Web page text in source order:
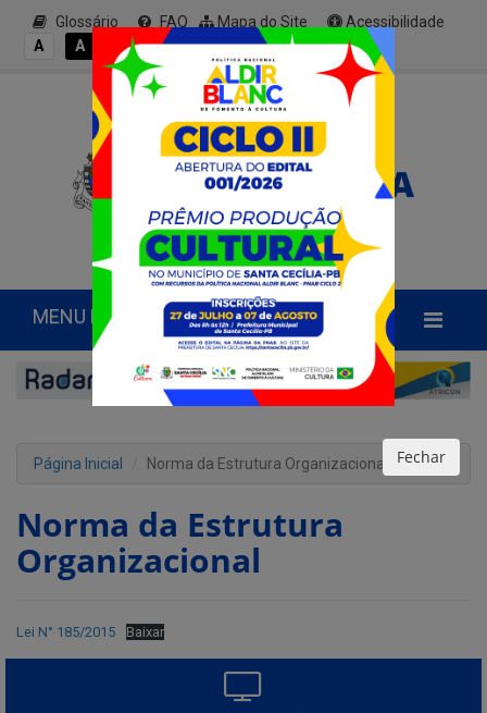
Glossário FAQ Mapa do Site
Acessibilidade
A
A A A+
MENU PRINCIPAL
Página Inicial Norma da Estrutura Organizacional
Norma da Estrutura
Organizacional
Lei N° 185/2015 Baixar
Fechar